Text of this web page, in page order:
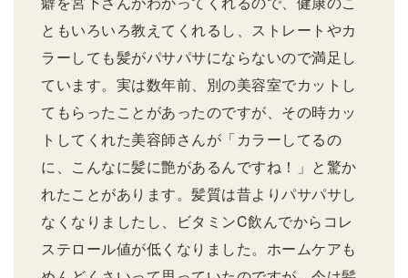
ともいろいろ教えてくれるし、ストレートやカ
ラーしても髪がパサパサにならないので満足し
ています。実は数年前、別の美容室でカットし
てもらったことがあったのですが、その時カッ
トしてくれた美容師さんが「カラーしてるの
に、こんなに髪に艶があるんですね！」と驚か
れたことがあります。髪質は昔よりパサパサし
なくなりましたし、ビタミンC飲んでからコレ
ステロール値が低くなりました。ホームケアも